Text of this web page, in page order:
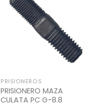
PRISIONEROS
PRISIONERO MAZA
CULATA PC G-8.8